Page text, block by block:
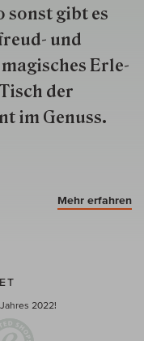
sonst gibt es
und
Er­le­
der
im Genuss.
Mehr erfahren
2022!